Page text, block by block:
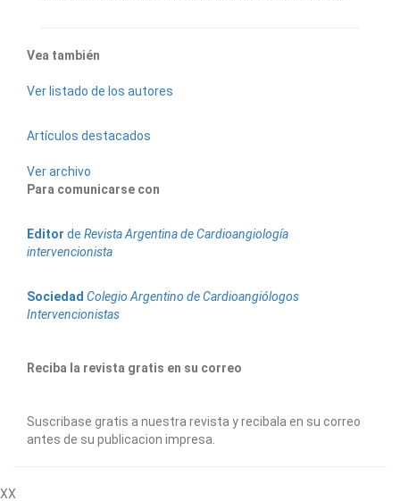
Vea también
Ver listado de los autores
Artículos destacados
Ver archivo
Para comunicarse con
Editor de Revista Argentina de Cardioangiología
intervencionista
Sociedad Colegio Argentino de Cardioangiólogos
Intervencionistas
Reciba la revista gratis en su correo
Suscribase gratis a nuestra revista y recibala en su correo
antes de su publicacion impresa.
XX